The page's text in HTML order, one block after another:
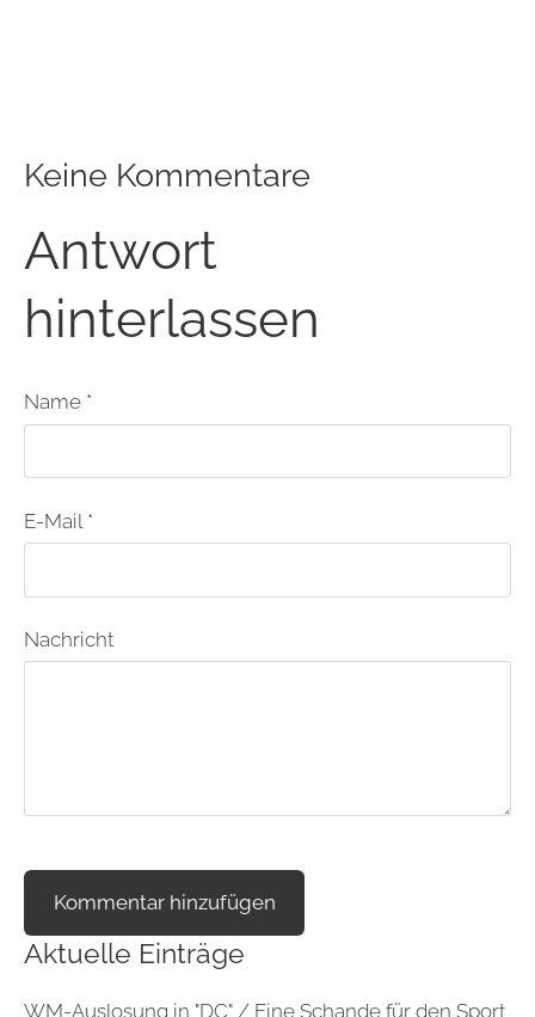
Aktuelle Einträge
WM-Auslosung in "DC" / Eine Schande für den Sport
Keine Kommentare
Antwort
hinterlassen
Name *
E-Mail *
Nachricht